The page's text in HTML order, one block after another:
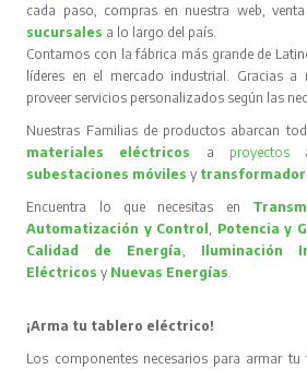
cada paso, compras en nuestra web,
sucursales a lo largo del país.
Contamos con la fábrica más grande de
líderes en el mercado industrial. Gracias a
proveer servicios personalizados según las
Nuestras Familias de productos abarcan
materiales eléctricos
a proyectos
subestaciones móvilesy
Encuentra lo que necesitas en
Automatización y Control
Potencia y
Calidad de Energía
Iluminación
Eléctricos y Nuevas Energías
¡Arma tu tablero eléctrico!
Los componentes necesarios para armar tu